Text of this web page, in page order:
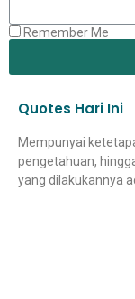
Remember Me
Quotes Hari Ini
Mempunyai
pengetahuan,
yang dilakukannya